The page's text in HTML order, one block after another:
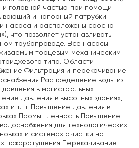
и головной частью при помощи
и напорный патрубки
насоса и расположены соосно
что позволяет устанавливать
трубопроводе. Все насосы
торцевым механическим
типа. Области
Фильтрация и перекачивание
Распределение воды из
в магистральных
давления в высотных зданиях,
и т. п. Повышение давления в
Промышленность Повышение
для технологических
и системах очистки на
пожаротушения Перекачивание